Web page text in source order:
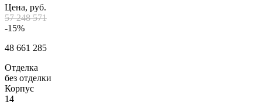
Цена, руб.
57 248 571
-15%
48 661 285
Отделка
без отделки
Корпус
14